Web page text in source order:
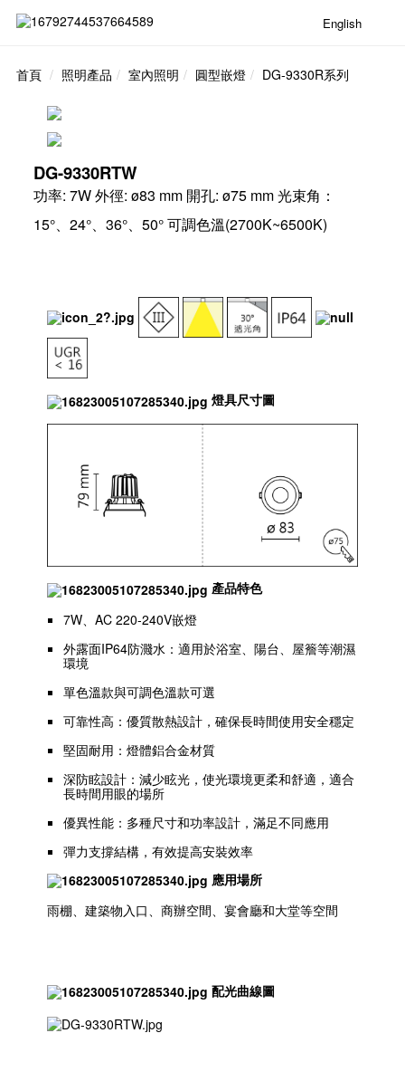
English
首頁 照明產品 室內照明 圓型嵌燈 DG-9330R系列
DG-9330RTW
功率: 7W 外徑: ø83 mm 開孔: ø75 mm 光束角：
15°、24°、36°、50° 可調色溫(2700K~6500K)
燈具尺寸圖
產品特色
7W、AC 220-240V嵌燈
外露面IP64防濺水：適用於浴室、陽台、屋簷等潮濕
環境
單色溫款與可調色溫款可選
可靠性高：優質散熱設計，確保長時間使用安全穩定
堅固耐用：燈體鋁合金材質
深防眩設計：減少眩光，使光環境更柔和舒適，適合
長時間用眼的場所
優異性能：多種尺寸和功率設計，滿足不同應用
彈力支撐結構，有效提高安裝效率
應用場所
雨棚、建築物入口、商辦空間、宴會廳和大堂等空間
配光曲線圖